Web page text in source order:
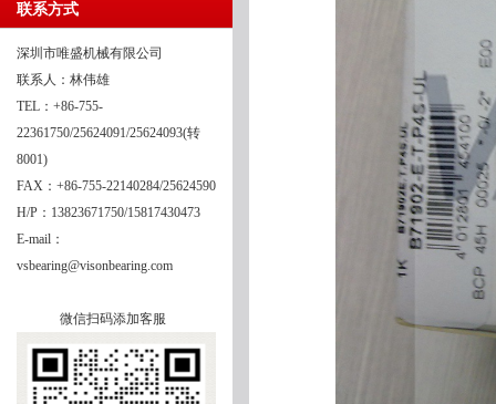
联系方式
深圳市唯盛机械有限公司
联系人：林伟雄
TEL：+86-755-
22361750/25624091/25624093(转
8001)
FAX：+86-755-22140284/25624590
H/P：13823671750/15817430473
E-mail：
vsbearing@visonbearing.com
微信扫码添加客服